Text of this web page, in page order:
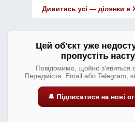
Дивитись усі — ділянки в
Цей об'єкт уже
пропустіть
Повідомимо, щойно з'явиться
Передмістя. Email або Telegram,
🔔 Підписатися на нові